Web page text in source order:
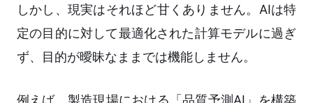
しかし、現実はそれほど甘くありません。AIは特
定の目的に対して最適化された計算モデルに過ぎ
ず、目的が曖昧なままでは機能しません。
例えば、製造現場における「品質予測AI」を構築